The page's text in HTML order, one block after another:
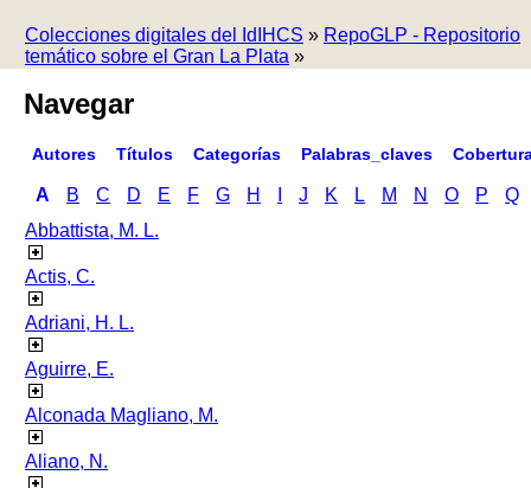
Colecciones digitales del IdIHCS » RepoGLP - Repositorio
temático sobre el Gran La Plata »
Navegar
Autores Títulos Categorías Palabras_claves
A B C D E F G H J K L M N O P
Q
Abbattista, M. L.
Actis, C.
Adriani, H. L.
Aguirre, E.
Alconada Magliano, M.
Aliano, N.